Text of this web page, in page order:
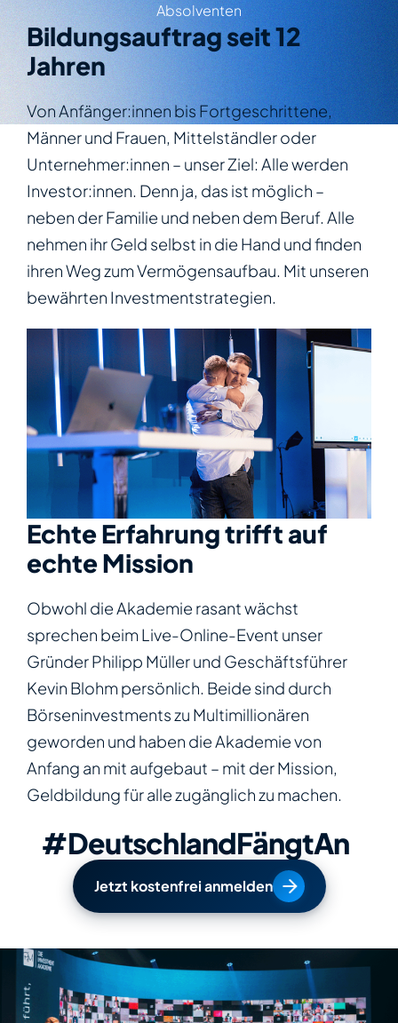
Absolventen
Bildungsauftrag seit 12
Jahren
Von Anfänger:innen bis Fortgeschrittene,
Männer und Frauen, Mittelständler oder
Unternehmer:innen – unser Ziel: Alle werden
Investor:innen. Denn ja, das ist möglich –
neben der Familie und neben dem Beruf. Alle
nehmen ihr Geld selbst in die Hand und finden
ihren Weg zum Vermögensaufbau. Mit unseren
bewährten Investmentstrategien.
Echte Erfahrung trifft auf
echte Mission
Obwohl die Akademie rasant wächst
sprechen beim Live-Online-Event unser
Gründer Philipp Müller und Geschäftsführer
Kevin Blohm persönlich. Beide sind durch
Börseninvestments zu Multimillionären
geworden und haben die Akademie von
Anfang an mit aufgebaut – mit der Mission,
Geldbildung für alle zugänglich zu machen.
#DeutschlandFängtAn
Jetzt kostenfrei anmelden